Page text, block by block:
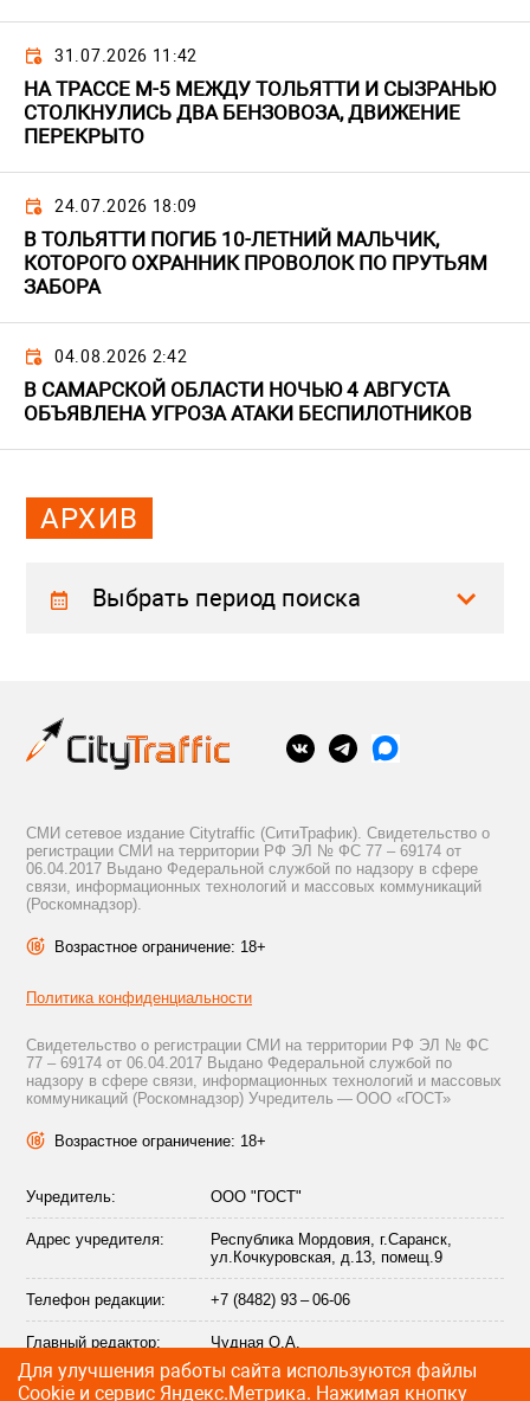
31.07.2026 11:42
НА ТРАССЕ М-5 МЕЖДУ ТОЛЬЯТТИ И СЫЗРАНЬЮ
СТОЛКНУЛИСЬ ДВА БЕНЗОВОЗА, ДВИЖЕНИЕ
ПЕРЕКРЫТО
24.07.2026 18:09
В ТОЛЬЯТТИ ПОГИБ 10-ЛЕТНИЙ МАЛЬЧИК,
КОТОРОГО ОХРАННИК ПРОВОЛОК ПО ПРУТЬЯМ
ЗАБОРА
04.08.2026 2:42
В САМАРСКОЙ ОБЛАСТИ НОЧЬЮ 4 АВГУСТА
ОБЪЯВЛЕНА УГРОЗА АТАКИ БЕСПИЛОТНИКОВ
АРХИВ
Выбрать период поиска
СМИ сетевое издание Citytraffic (СитиТрафик). Свидетельство о
регистрации СМИ на территории РФ ЭЛ № ФС 77 – 69174 от
06.04.2017 Выдано Федеральной службой по надзору в сфере
связи, информационных технологий и массовых коммуникаций
(Роскомнадзор).
Возрастное ограничение: 18+
Политика конфиденциальности
Свидетельство о регистрации СМИ на территории РФ ЭЛ № ФС
77 – 69174 от 06.04.2017 Выдано Федеральной службой по
надзору в сфере связи, информационных технологий и массовых
коммуникаций (Роскомнадзор) Учредитель — ООО «ГОСТ»
Возрастное ограничение: 18+
Учредитель: ООО "ГОСТ"
Адрес учредителя:
Республика Мордовия, г.Саранск,
ул.Кочкуровская, д.13, помещ.9
Телефон редакции: +7 (8482) 93 – 06-06
Главный редактор: Чудная О.А.
Адрес электронной
info@citytraffic.ru
Для улучшения работы сайта используются файлы
Сookie и сервис Яндекс.Метрика. Нажимая кнопку